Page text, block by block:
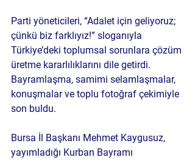
Parti yöneticileri, “Adalet için geliyoruz;
çünkü biz farklıyız!” sloganıyla
Türkiye’deki toplumsal sorunlara çözüm
üretme kararlılıklarını dile getirdi.
Bayramlaşma, samimi selamlaşmalar,
konuşmalar ve toplu fotoğraf çekimiyle
son buldu.
Bursa İl Başkanı Mehmet Kaygusuz,
yayımladığı Kurban Bayramı